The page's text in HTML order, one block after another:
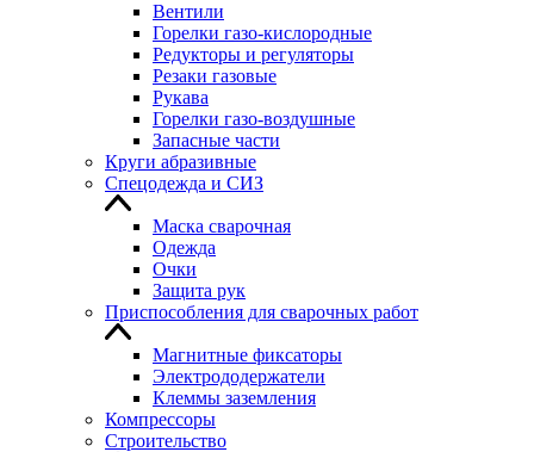
Вентили
Горелки газо-кислородные
Редукторы и регуляторы
Резаки газовые
Рукава
Горелки газо-воздушные
Запасные части
Круги абразивные
Спецодежда и СИЗ
Маска сварочная
Одежда
Очки
Защита рук
Приспособления для сварочных работ
Магнитные фиксаторы
Электрододержатели
Клеммы заземления
Компрессоры
Строительство